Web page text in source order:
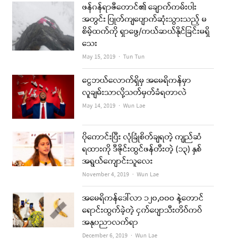
ဖန်ဂန်ရာဇီတောင်၏ ချောက်ကမ်းပါး
အတွင်း ပြုတ်ကျပျောက်ဆုံးသွားသည့် မ
စိမ့်ထက်ကို ရှာဖွေ/ကယ်ဆယ်နိုင်ခြင်းမရှိ
သေး
May 15, 2019 Author
Tun Tun
ငွေဘယ်လောက်ရှိမှ အမေရိကန်မှာ
လူချမ်းသာလို့သတ်မှတ်ခံရတာလဲ
May 14, 2019 Author
Wun Lae
ပိုကောင်းပြီး လုံခြုံစိတ်ချရတဲ့ ကျည်ဆံ
ရထားကို ဒီဇိုင်းထွင်ဖန်တီးတဲ့ (၁၃) နှစ်
အရွယ်ကျောင်းသူလေး
November 4, 2019 Author
Wun Lae
အမေရိကန်ဒေါ်လာ ၁၂၀,၀၀၀ နဲ့တောင်
ရောင်းထွက်ခဲ့တဲ့ ငှက်ပျောသီးတိပ်ကပ်
အနုပညာလက်ရာ
December 6, 2019 Author
Wun Lae